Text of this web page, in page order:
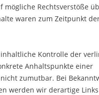
mögliche Rechtsverstöße
waren zum Zeitpunkt
Kontrolle der
Anhaltspunkte einer
zumutbar. Bei
werden wir derartige